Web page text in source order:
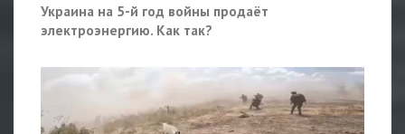
Украина на 5-й год войны продаёт
электроэнергию. Как так?